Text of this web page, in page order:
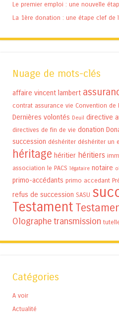
Le premier emploi : une nouvelle
La 1ère donation : une étape clef de
Nuage de mots-clés
affaire vincent lambert
contrat assurance vie Convention de
Dernières volontés Deuil directive
directives de fin de vie donation
succession déshériter déshériter un
héritage héritier héritiers
association le PACS légataire notaire
primo-accédants primo accedant
refus de succession SASU
Testament
Olographetransmission
Catégories
A voir
Actualité